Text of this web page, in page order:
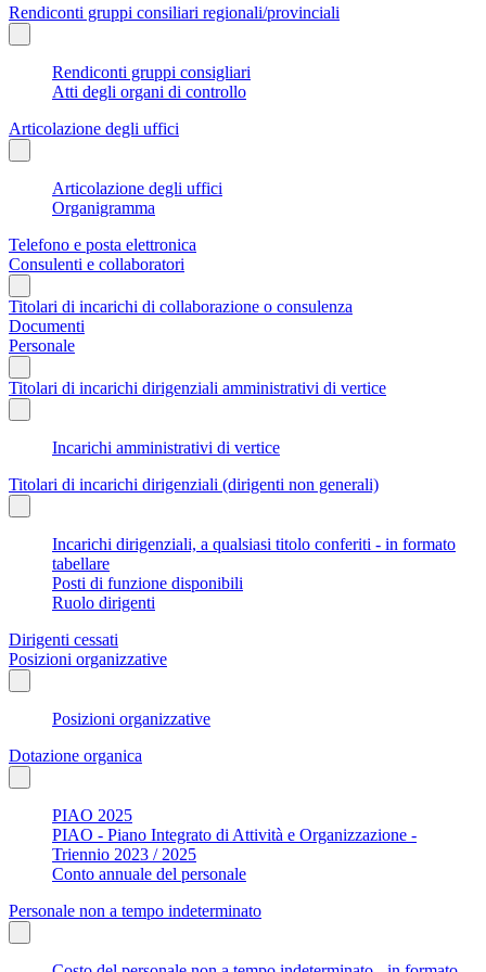
Rendiconti gruppi consiliari regionali/provinciali
Rendiconti gruppi consigliari
Atti degli organi di controllo
Articolazione degli uffici
Articolazione degli uffici
Organigramma
Telefono e posta elettronica
Consulenti e collaboratori
Titolari di incarichi di collaborazione o consulenza
Documenti
Personale
Titolari di incarichi dirigenziali amministrativi di vertice
Incarichi amministrativi di vertice
Titolari di incarichi dirigenziali (dirigenti non generali)
Incarichi dirigenziali, a qualsiasi titolo conferiti - in formato
tabellare
Posti di funzione disponibili
Ruolo dirigenti
Dirigenti cessati
Posizioni organizzative
Posizioni organizzative
Dotazione organica
PIAO 2025
PIAO - Piano Integrato di Attività e Organizzazione -
Triennio 2023 / 2025
Conto annuale del personale
Personale non a tempo indeterminato